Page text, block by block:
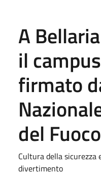
A
il
firmato
del Fuoco
Cultura della sicurezza
divertimento